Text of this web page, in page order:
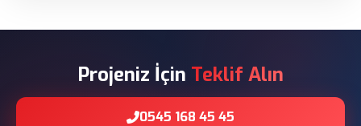
Projeniz İçin Teklif Alın
0545 168 45 45